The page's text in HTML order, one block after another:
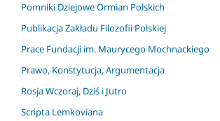
Pomniki Dziejowe Ormian Polskich
Publikacja Zakładu Filozofii Polskiej
Prace Fundacji im. Maurycego Mochnackiego
Prawo, Konstytucja, Argumentacja
Rosja Wczoraj, Dziś i Jutro
Scripta Lemkoviana